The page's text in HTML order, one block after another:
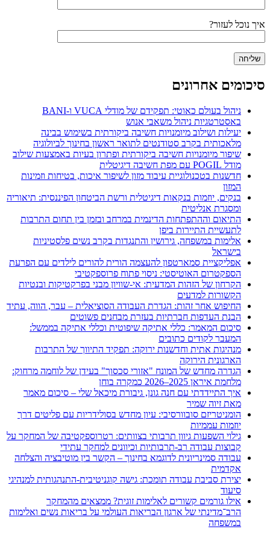
איך נוכל לעזור?
סיכומים אחרונים
ניהול בעולם כאוטי: תפקידם של מודלי VUCA ו-BANI
באסטרטגיות ניהול משאבי אנוש
יעילות ושילוב מיומנויות חשיבה ביקורתית בשימוש בבינה
מלאכותית בקרב סטודנטים לתואר ראשון בחינוך לביולוגיה
שיפור מיומנויות חשיבה ביקורתית ופתרון בעיות באמצעות שילוב
מודל POGIL עם מפת חשיבה דיגיטלית
חדשנות בטכנולוגיית עיבוד מזון לשיפור איכות, בטיחות וזמינות
המזון
בנקים, יוזמות בנקאות דיגיטלית ורשת הביטחון הפיננסית: תיאוריה
ומסגרת אנליטית
התיאום וההתפתחות הדינמית במרחב ובזמן בין תחום התרבות
לתעשיית התיירות ביפן
אלימות במשפחה, גירושין והתנגדות בקרב נשים פלסטיניות
בישראל
אפליקציית סמארטפון להעצמה הורית להורים לילדים עם הפרעת
הספקטרום האוטיסטי: ניסוי פתוח פרוספקטיבי
הקרחון של הזהות המדעית: אי-שוויון מבני בפרקטיקות ובנטיות
הקשורות למדעים
החיפוש אחר זהות: הגדרת העבודה הסוציאלית – עבר, הווה, עתיד
הבנת העדפות חברתיות בעזרת מבחנים פשוטים
סיכום המאמר: כללי אתיקה שיפוטית וכללי אתיקה בממשל:
המעבר לקודים כתובים
מנהיגות אתית וחדשנות ירוקה: תפקיד התיווך של התרבות
הארגונית הירוקה
הגדרה מחדש של המונח "אזורי סכסוך" בעידן של לוחמה מרחוק:
מלחמת איראן 2025–2026 כמקרה בוחן
איך התיידדתי עם חנה גונן, גיבורת מיכאל שלי – סיכום מאמר
מאת זיוה שמיר
הומניטריזם סובוורסיבי: עיון מחדש בסולידריות עם פליטים דרך
יוזמות עממיות
גילוי השפעות גיוון תרבותי בצוותים: רטרוספקטיבה של המחקר על
קבוצות עבודה רב-תרבותיות וכיוונים למחקר עתידי
עבודה סמינריונית לדוגמא בחינוך – הקשר בין מוטיבציה והצלחה
אקדמית
יצירת סביבת עבודה תומכת: גישה קוגניטיבית-התנהגותית למנהיגי
סיעוד
אילו גורמים קשורים לאלימות זוגית? ממצאים מהמחקר
הרב־מדינתי של ארגון הבריאות העולמי על בריאות נשים ואלימות
במשפחה